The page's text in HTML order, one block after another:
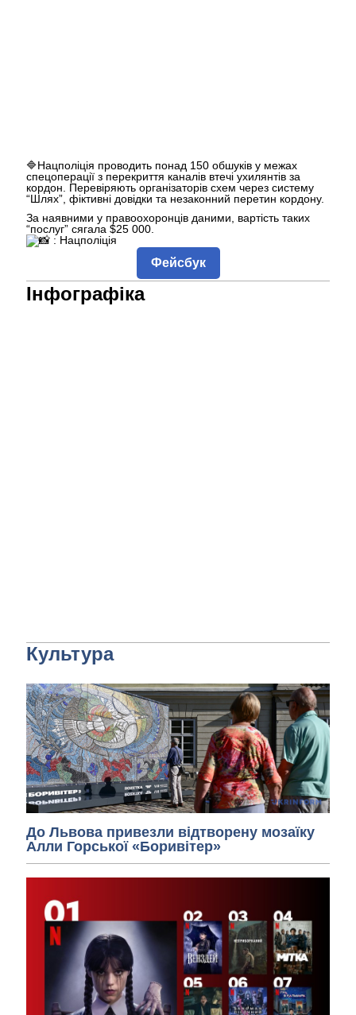
🔷Нацполіція проводить понад 150 обшуків у межах
спецоперації з перекриття каналів втечі ухилянтів за
кордон. Перевіряють організаторів схем через систему
“Шлях”, фіктивні довідки та незаконний перетин кордону.
За наявними у правоохоронців даними, вартість таких
“послуг” сягала $25 000.
: Нацполіція
Фейсбук
Інфографіка
Культура
До Львова привезли відтворену мозаїку
Алли Горської «Боривітер»